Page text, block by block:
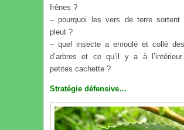
frênes ?
– pourquoi les vers de terre sortent
pleut ?
– quel insecte a enroulé et collé
d’arbres et ce qu’il y a à
petites cachette ?
Stratégie défensive…